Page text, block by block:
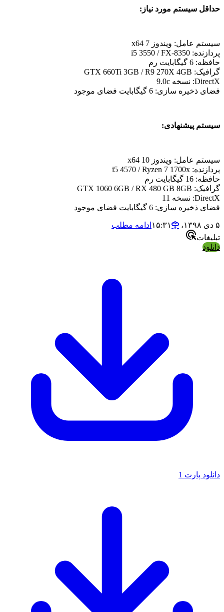
حداقل سیستم مورد نیاز:
سیستم عامل: ویندوز 7 x64
پردازنده: i5 3550 / FX-8350
حافظه: 6 گیگابایت رم
گرافیک: GTX 660Ti 3GB / R9 270X 4GB
DirectX: نسخه 9.0c
فضای ذخیره سازی: 6 گیگابایت فضای موجود
سیستم پیشنهادی:
سیستم عامل: ویندوز 10 x64
پردازنده: i5 4570 / Ryzen 7 1700x
حافظه: 16 گیگابایت رم
گرافیک: GTX 1060 6GB / RX 480 GB 8GB
DirectX: نسخه 11
فضای ذخیره سازی: 6 گیگابایت فضای موجود
۵ دی ۱۳۹۸،‏ ۱۵:۳۱
ادامه مطلب
تبلیغات
دانلود
دانلود پارت 1